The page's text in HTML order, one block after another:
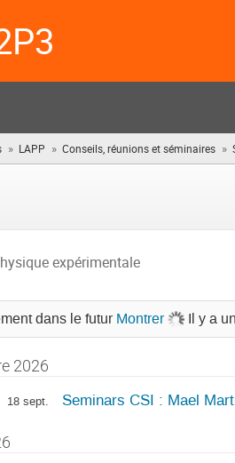
» LAPP » Conseils, réunions et séminaires »
expérimentale
dans le futur Montrer Il y a
2026
18 sept. Seminars CSI : Mael